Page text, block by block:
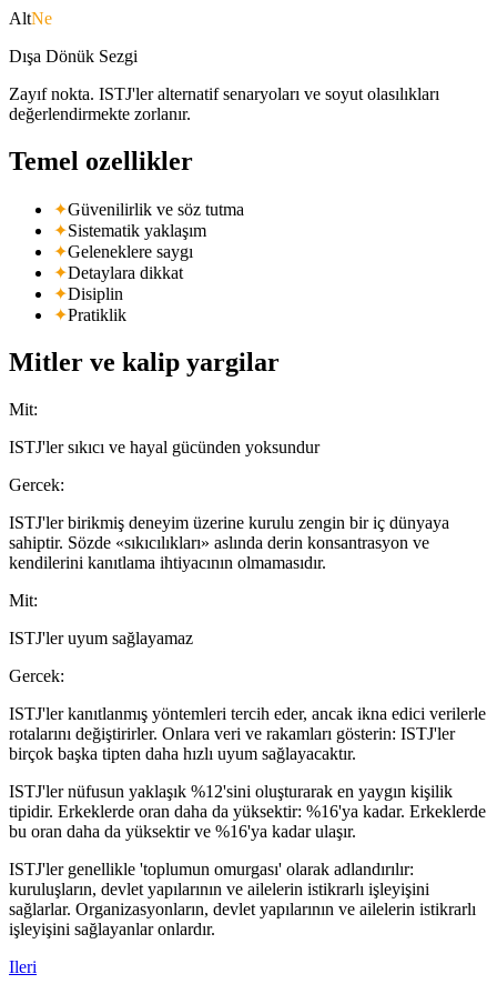
AltNe
Dışa Dönük Sezgi
Zayıf nokta. ISTJ'ler alternatif senaryoları ve soyut olasılıkları
değerlendirmekte zorlanır.
Temel ozellikler
✦Güvenilirlik ve söz tutma
✦Sistematik yaklaşım
✦Geleneklere saygı
✦Detaylara dikkat
✦Disiplin
✦Pratiklik
Mitler ve kalip yargilar
Mit:
ISTJ'ler sıkıcı ve hayal gücünden yoksundur
Gercek:
ISTJ'ler birikmiş deneyim üzerine kurulu zengin bir iç dünyaya
sahiptir. Sözde «sıkıcılıkları» aslında derin konsantrasyon ve
kendilerini kanıtlama ihtiyacının olmamasıdır.
Mit:
ISTJ'ler uyum sağlayamaz
Gercek:
ISTJ'ler kanıtlanmış yöntemleri tercih eder, ancak ikna edici verilerle
rotalarını değiştirirler. Onlara veri ve rakamları gösterin: ISTJ'ler
birçok başka tipten daha hızlı uyum sağlayacaktır.
ISTJ'ler nüfusun yaklaşık %12'sini oluşturarak en yaygın kişilik
tipidir. Erkeklerde oran daha da yüksektir: %16'ya kadar. Erkeklerde
bu oran daha da yüksektir ve %16'ya kadar ulaşır.
ISTJ'ler genellikle 'toplumun omurgası' olarak adlandırılır:
kuruluşların, devlet yapılarının ve ailelerin istikrarlı işleyişini
sağlarlar. Organizasyonların, devlet yapılarının ve ailelerin istikrarlı
işleyişini sağlayanlar onlardır.
Ileri